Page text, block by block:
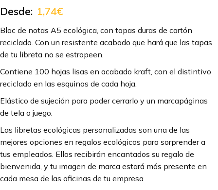
Desde: 1,74€
Bloc de notas A5 ecológica, con tapas duras de cartón
reciclado. Con un resistente acabado que hará que las tapas
de tu libreta no se estropeen.
Contiene 100 hojas lisas en acabado kraft, con el distintivo
reciclado en las esquinas de cada hoja.
Elástico de sujeción para poder cerrarlo y un marcapáginas
de tela a juego.
Las libretas ecológicas personalizadas son una de las
mejores opciones en regalos ecológicos para sorprender a
tus empleados. Ellos recibirán encantados su regalo de
bienvenida, y tu imagen de marca estará más presente en
cada mesa de las oficinas de tu empresa.